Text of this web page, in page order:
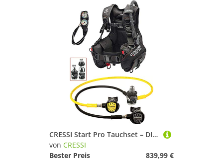
CRESSI Start Pro Tauchset – DIN XL – Komplettes Tauchpaket mit Start Pro Jacket, MC9 Compact Atemregler, Octopus Compact und Konsole 2 – Schwarz
von CRESSI
Bester Preis
839,99 €